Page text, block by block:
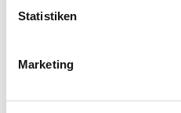
Statistiken
Marketing
Allgemein(155)